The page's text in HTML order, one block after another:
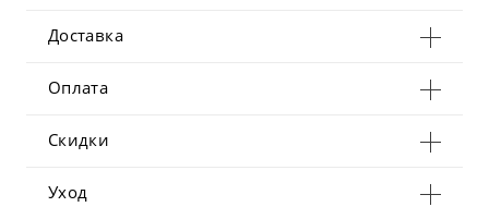
Доставка
Оплата
Скидки
Уход